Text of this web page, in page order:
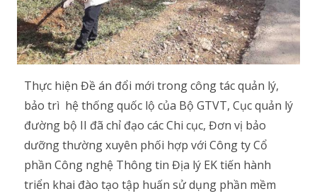
Thực hiện Đề án đổi mới trong công tác quản lý,
bảo trì hệ thống quốc lộ của Bộ GTVT, Cục quản lý
đường bộ II đã chỉ đạo các Chi cục, Đơn vị bảo
dưỡng thường xuyên phối hợp với Công ty Cổ
phần Công nghệ Thông tin Địa lý EK tiến hành
triển khai đào tạo tập huấn sử dụng phần mềm